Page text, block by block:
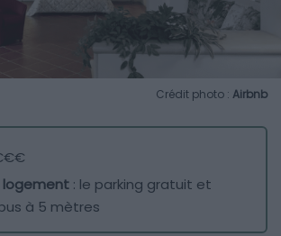
Crédit photo : Airbnb
logement : le parking gratuit et
à 5 mètres